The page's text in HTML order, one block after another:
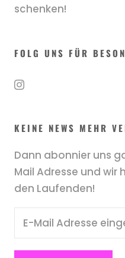
schenken!
FOLG UNS FÜR
KEINE NEWS MEHR
Dann abonnier uns
Mail Adresse und
den Laufenden!